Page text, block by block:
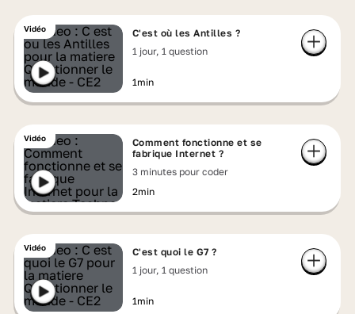
Vidéo
C'est où les Antilles ?
1 jour, 1 question
1min
Vidéo
Comment fonctionne et se
fabrique Internet ?
3 minutes pour coder
2min
Vidéo
C'est quoi le G7 ?
1 jour, 1 question
1min